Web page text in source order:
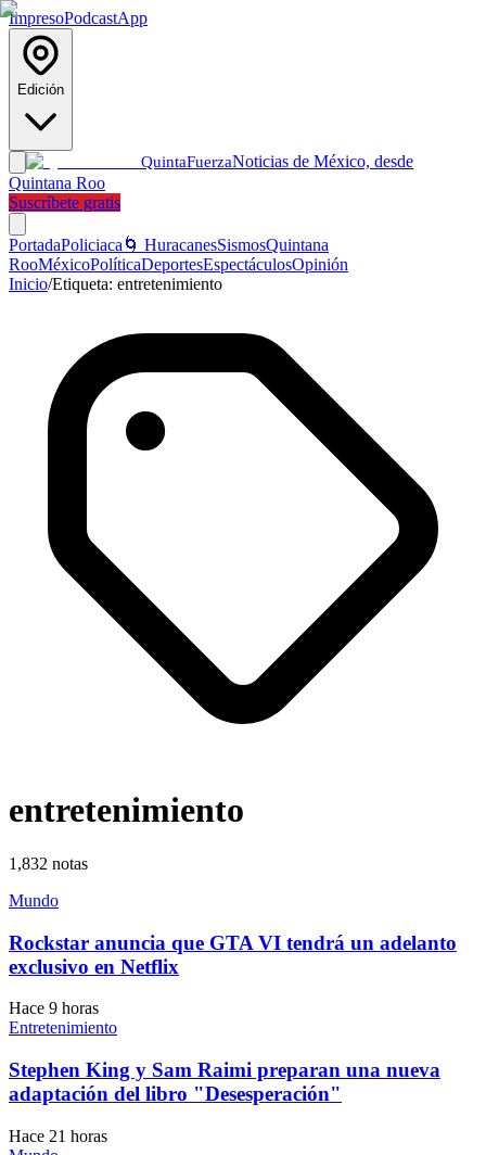
ImpresoPodcastApp
Edición
QuintaFuerzaNoticias de México, desde
Quintana Roo
Suscríbete gratis
PortadaPoliciaca 🌀 HuracanesSismosQuintana
RooMéxicoPolíticaDeportesEspectáculosOpinión
Inicio/Etiqueta: entretenimiento
entretenimiento
1,832 notas
Mundo
Rockstar anuncia que GTA VI tendrá un adelanto
exclusivo en Netflix
Hace 9 horas
Entretenimiento
Stephen King y Sam Raimi preparan una nueva
adaptación del libro "Desesperación"
Hace 21 horas